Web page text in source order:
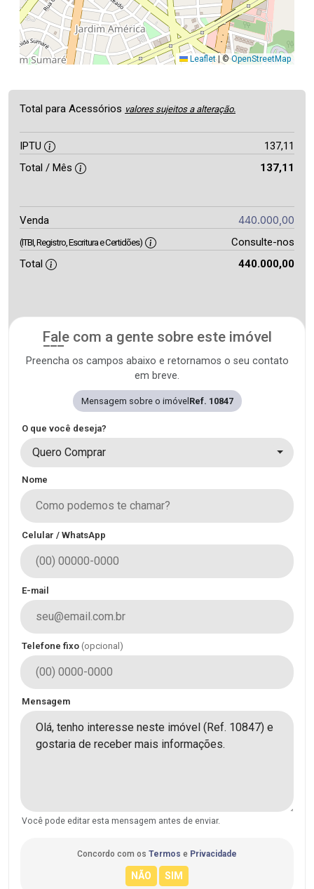
Leaflet | ©OpenStreetMap
Total para Acessórios valores sujeitos a alteração.
IPTU
137,11
Total / Mês
137,11
Venda 440.000,00
(ITBI, Registro, Escritura e Certidões)
Consulte-nos
Total
440.000,00
Fale com a gente sobre este imóvel
Preencha os campos abaixo e retornamos o seu contato
em breve.
Mensagem sobre o imóvel Ref. 10847
O que você deseja?
Quero Comprar
Nome
Celular / WhatsApp
E-mail
Telefone fixo (opcional)
Mensagem
Você pode editar esta mensagem antes de enviar.
Concordo com os Termos e Privacidade